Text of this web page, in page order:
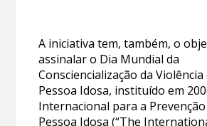
A iniciativa tem, também, o
assinalar o Dia Mundial da
Consciencialização da
Pessoa Idosa, instituído em
Internacional para a
Pessoa Idosa (“The